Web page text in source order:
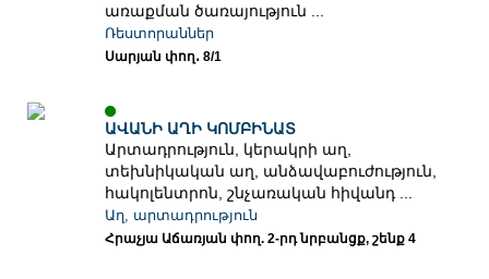
առաքման ծառայություն ...
Ռեստորաններ
Սարյան փող․ 8/1
ԱՎԱՆԻ ԱՂԻ ԿՈՄԲԻՆԱՏ
Արտադրություն, կերակրի աղ,
տեխնիկական աղ, անձավաբուժություն,
հակոլենտրոն, շնչառական հիվանդ ...
Աղ, արտադրություն
Հրաչյա Աճառյան փող. 2-րդ նրբանցք, շենք 4